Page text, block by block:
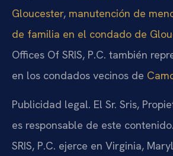
Gloucester, manutención de
de familia en el condado de
Offices Of SRIS, P.C. también
en los condados vecinos de
Publicidad legal. El Sr. Sris,
es responsable de este
SRIS, P.C. ejerce en Virginia,